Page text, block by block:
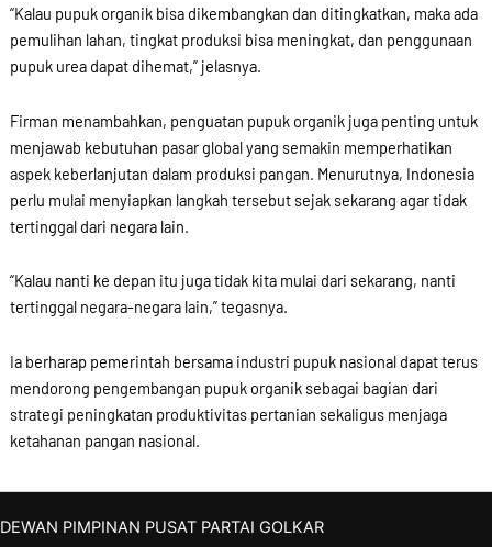
“Kalau pupuk organik bisa dikembangkan dan ditingkatkan, maka ada
pemulihan lahan, tingkat produksi bisa meningkat, dan penggunaan
pupuk urea dapat dihemat,” jelasnya.
Firman menambahkan, penguatan pupuk organik juga penting untuk
menjawab kebutuhan pasar global yang semakin memperhatikan
aspek keberlanjutan dalam produksi pangan. Menurutnya, Indonesia
perlu mulai menyiapkan langkah tersebut sejak sekarang agar tidak
tertinggal dari negara lain.
“Kalau nanti ke depan itu juga tidak kita mulai dari sekarang, nanti
tertinggal negara-negara lain,” tegasnya.
Ia berharap pemerintah bersama industri pupuk nasional dapat terus
mendorong pengembangan pupuk organik sebagai bagian dari
strategi peningkatan produktivitas pertanian sekaligus menjaga
ketahanan pangan nasional.
DEWAN PIMPINAN PUSAT PARTAI GOLKAR